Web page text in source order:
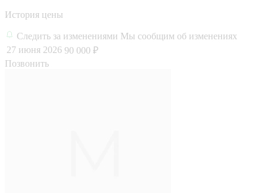
История цены
Следить за изменениями Мы сообщим об изменениях
27 июня 2026 90 000 ₽
Позвонить